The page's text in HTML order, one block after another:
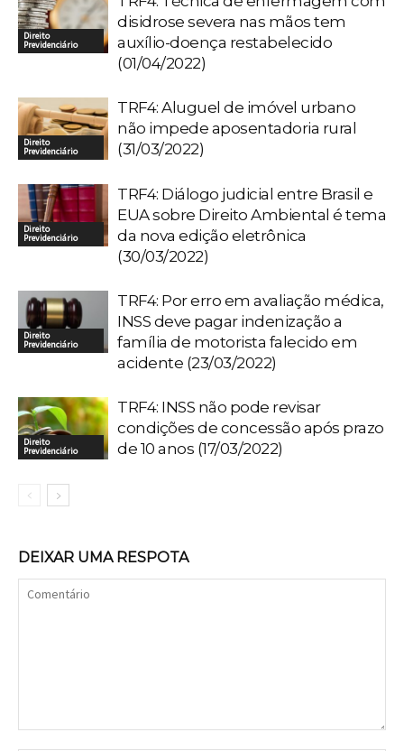
Direito
Previdenciário
disidrose severa nas mãos tem
auxílio-doença restabelecido
(01/04/2022)
Direito
Previdenciário
TRF4: Aluguel de imóvel urbano
não impede aposentadoria rural
(31/03/2022)
Direito
Previdenciário
TRF4: Diálogo judicial entre Brasil e
EUA sobre Direito Ambiental é tema
da nova edição eletrônica
(30/03/2022)
Direito
Previdenciário
TRF4: Por erro em avaliação médica,
INSS deve pagar indenização a
família de motorista falecido em
acidente (23/03/2022)
Direito
Previdenciário
TRF4: INSS não pode revisar
condições de concessão após prazo
de 10 anos (17/03/2022)
DEIXAR UMA RESPOTA